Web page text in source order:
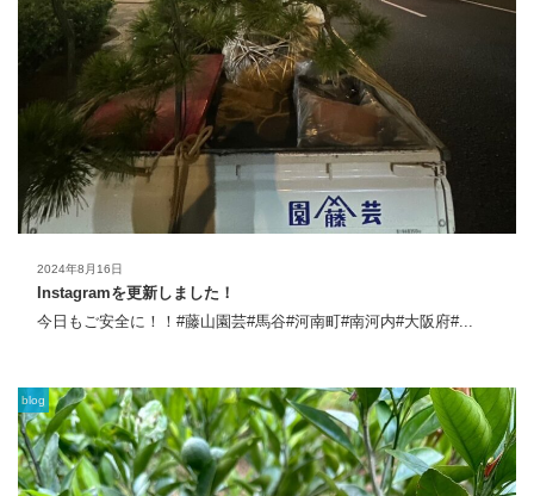
2024年8月16日
Instagramを更新しました！
今日もご安全に！！#藤山園芸#馬谷#河南町#南河内#大阪府#...
blog